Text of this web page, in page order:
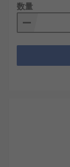
数量